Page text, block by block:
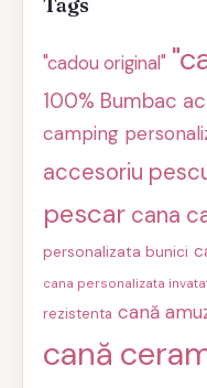
"cadou original"
100% Bumbac
camping
accesoriu
pescar cana
personalizata bunici
cana personalizata
rezistenta cană
cană